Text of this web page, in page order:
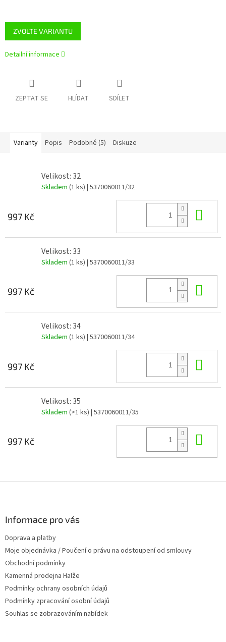
ZVOLTE VARIANTU
Detailní informace
ZEPTAT SE HLÍDAT SDÍLET
Varianty Popis Podobné (5) Diskuze
Velikost: 32
Skladem (1 ks) | 5370060011/32
997 Kč
Velikost: 33
Skladem (1 ks) | 5370060011/33
997 Kč
Velikost: 34
Skladem (1 ks) | 5370060011/34
997 Kč
Velikost: 35
Skladem (>1 ks) | 5370060011/35
997 Kč
Informace pro vás
Doprava a platby
Moje objednávka / Poučení o právu na odstoupení od smlouvy
Obchodní podmínky
Kamenná prodejna Halže
Podmínky ochrany osobních údajů
Podmínky zpracování osobní údajů
Souhlas se zobrazováním nabídek